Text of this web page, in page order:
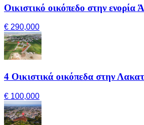
Οικιστικό οικόπεδο στην ενορία
€ 290,000
4 Οικιστικά οικόπεδα στην
€ 100,000